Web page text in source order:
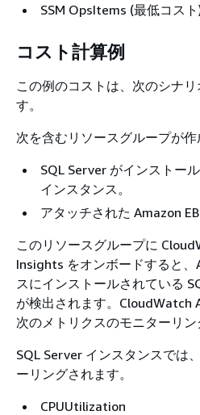
SSM OpsItems (最低コスト
コスト計算例
この例のコストは、次のシナ
す。
次を含むリソースグループが作
SQL Server がインストー
インスタンス。
アタッチされた Amazon
このリソースグループに
Insights をオンボードすると、
スにインストールされている
が検出されます。CloudWatch
次のメトリクスのモニターリン
SQL Server インスタンスでは
ーリングされます。
CPUUtilization